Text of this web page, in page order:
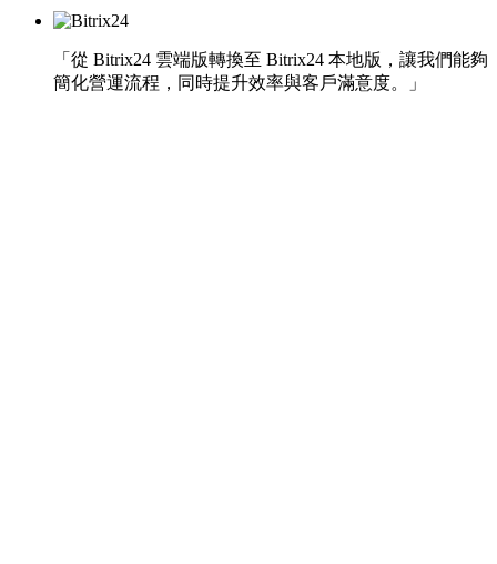
「從 Bitrix24 雲端版轉換至 Bitrix24 本地版，讓我們能夠
簡化營運流程，同時提升效率與客戶滿意度。」